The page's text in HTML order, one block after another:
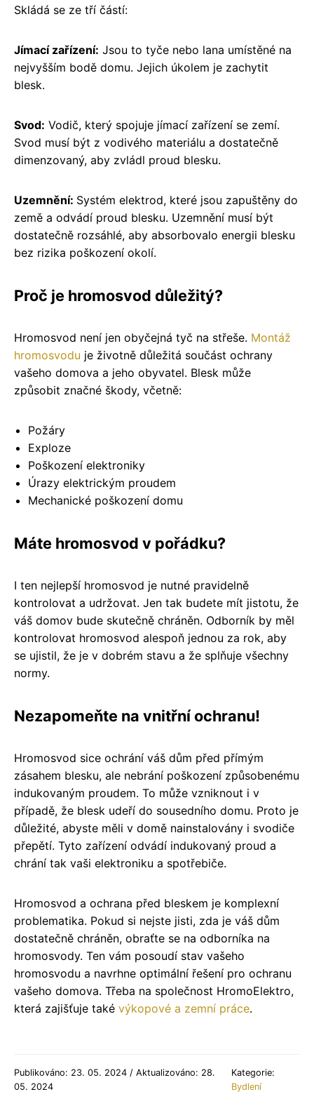
Skládá se ze tří částí:
Jímací zařízení: Jsou to tyče nebo lana umístěné na
nejvyšším bodě domu. Jejich úkolem je zachytit
blesk.
Svod: Vodič, který spojuje jímací zařízení se zemí.
Svod musí být z vodivého materiálu a dostatečně
dimenzovaný, aby zvládl proud blesku.
Uzemnění: Systém elektrod, které jsou zapuštěny do
země a odvádí proud blesku. Uzemnění musí být
dostatečně rozsáhlé, aby absorbovalo energii blesku
bez rizika poškození okolí.
Proč je hromosvod důležitý?
Hromosvod není jen obyčejná tyč na střeše. Montáž
hromosvodu je životně důležitá součást ochrany
vašeho domova a jeho obyvatel. Blesk může
způsobit značné škody, včetně:
Požáry
Exploze
Poškození elektroniky
Úrazy elektrickým proudem
Mechanické poškození domu
Máte hromosvod v pořádku?
I ten nejlepší hromosvod je nutné pravidelně
kontrolovat a udržovat. Jen tak budete mít jistotu, že
váš domov bude skutečně chráněn. Odborník by měl
kontrolovat hromosvod alespoň jednou za rok, aby
se ujistil, že je v dobrém stavu a že splňuje všechny
normy.
Nezapomeňte na vnitřní ochranu!
Hromosvod sice ochrání váš dům před přímým
zásahem blesku, ale nebrání poškození způsobenému
indukovaným proudem. To může vzniknout i v
případě, že blesk udeří do sousedního domu. Proto je
důležité, abyste měli v domě nainstalovány i svodiče
přepětí. Tyto zařízení odvádí indukovaný proud a
chrání tak vaši elektroniku a spotřebiče.
Hromosvod a ochrana před bleskem je komplexní
problematika. Pokud si nejste jisti, zda je váš dům
dostatečně chráněn, obraťte se na odborníka na
hromosvody. Ten vám posoudí stav vašeho
hromosvodu a navrhne optimální řešení pro ochranu
vašeho domova. Třeba na společnost HromoElektro,
která zajišťuje také výkopové a zemní práce.
Publikováno: 23. 05. 2024 / Aktualizováno: 28.
05. 2024
Kategorie:
Bydlení